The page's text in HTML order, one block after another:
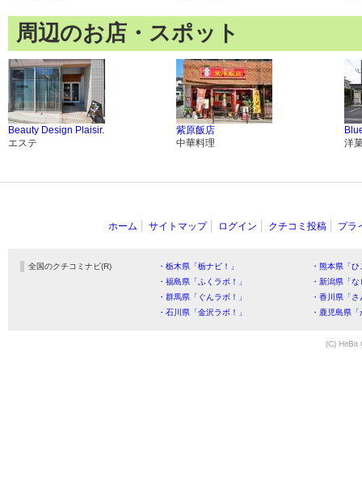
周辺のお店・スポット
Beauty Design Plaisir.
エステ
紫原飯店
中華料理
洋
ホーム サイトマップ ログイン クチコミ投稿 プラ
全国のクチコミナビ(R) ・栃木県「栃ナビ！」
・熊本県「
・福島県「ふくラボ！」
・新潟県「
・群馬県「ぐんラボ！」
・香川県「
・石川県「金沢ラボ！」
・鹿児島県
(C) HitBit